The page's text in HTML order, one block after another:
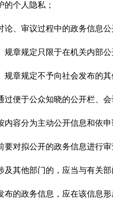
个人隐私；
、审议过程中的政务信息公
章规定只限于在机关内部公
章规定不予向社会发布的其
于公众知晓的公开栏、会
容分为主动公开信息和依申
对拟公开的政务信息进行审
其他部门的，应当与有关部
的政务信息，应在该信息形